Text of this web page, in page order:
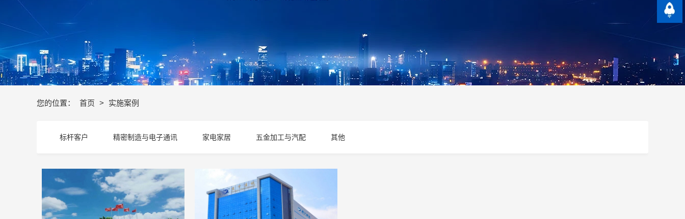
您的位置： 首页 > 实施案例
标杆客户 精密制造与电子通讯 家电家居 五金加工与汽配 其他